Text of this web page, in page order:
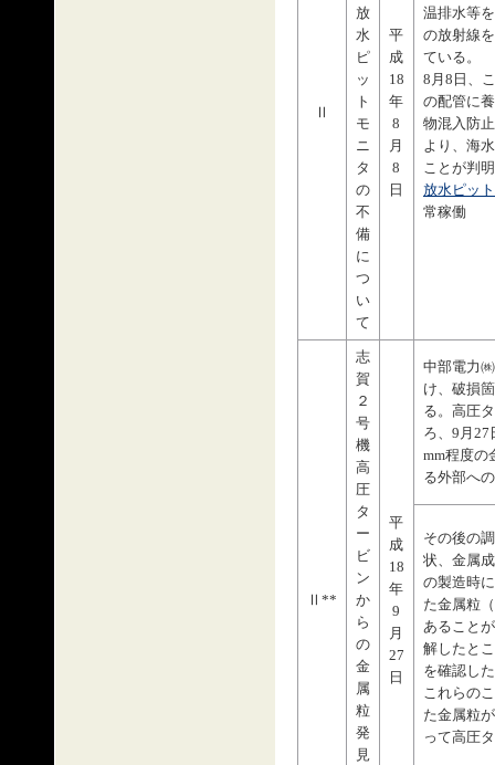
放
水
ピ
ッ
ト
モ
ニ
タ
の
不
備
に
つ
い
て
平
成
18
年
8
月
8
日
温排水等
の放射線
ている。
8月8日、
の配管に
物混入防
より、海
ことが判
放水ピッ
常稼働
Ⅱ**
志
賀
２
号
機
高
圧
タ
ー
ビ
ン
か
ら
の
金
属
粒
発
見
平
成
18
年
9
月
27
日
中部電力
け、破損
る。高圧
ろ、9月27
mm程度の
る外部へ
その後の
状、金属
の製造時
た金属粒
あること
解したと
を確認し
これらの
た金属粒
って高圧